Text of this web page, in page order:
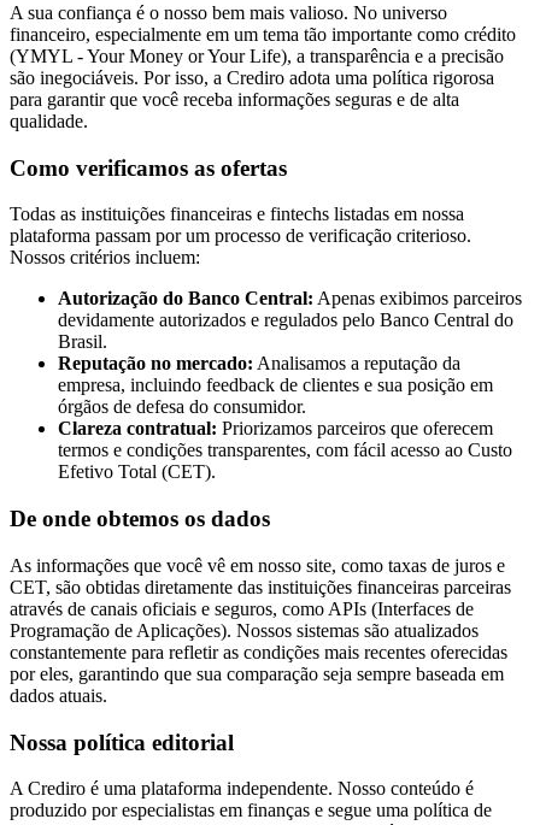
A sua confiança é o nosso bem mais valioso. No universo
financeiro, especialmente em um tema tão importante como crédito
(YMYL - Your Money or Your Life), a transparência e a precisão
são inegociáveis. Por isso, a Crediro adota uma política rigorosa
para garantir que você receba informações seguras e de alta
qualidade.
Como verificamos as ofertas
Todas as instituições financeiras e fintechs listadas em nossa
plataforma passam por um processo de verificação criterioso.
Nossos critérios incluem:
Autorização do Banco Central: Apenas exibimos parceiros
devidamente autorizados e regulados pelo Banco Central do
Brasil.
Reputação no mercado: Analisamos a reputação da
empresa, incluindo feedback de clientes e sua posição em
órgãos de defesa do consumidor.
Clareza contratual: Priorizamos parceiros que oferecem
termos e condições transparentes, com fácil acesso ao Custo
Efetivo Total (CET).
De onde obtemos os dados
As informações que você vê em nosso site, como taxas de juros e
CET, são obtidas diretamente das instituições financeiras parceiras
através de canais oficiais e seguros, como APIs (Interfaces de
Programação de Aplicações). Nossos sistemas são atualizados
constantemente para refletir as condições mais recentes oferecidas
por eles, garantindo que sua comparação seja sempre baseada em
dados atuais.
Nossa política editorial
A Crediro é uma plataforma independente. Nosso conteúdo é
produzido por especialistas em finanças e segue uma política de